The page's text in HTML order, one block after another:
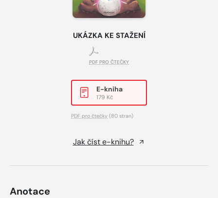
UKÁZKA KE STAŽENÍ
PDF PRO ČTEČKY
E-kniha
179 Kč
PDF pro čtečky (80 stran)
Jak číst e-knihu?
Anotace